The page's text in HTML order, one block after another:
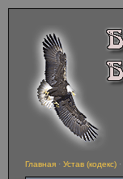
Главная · Устав (кодекс) ·